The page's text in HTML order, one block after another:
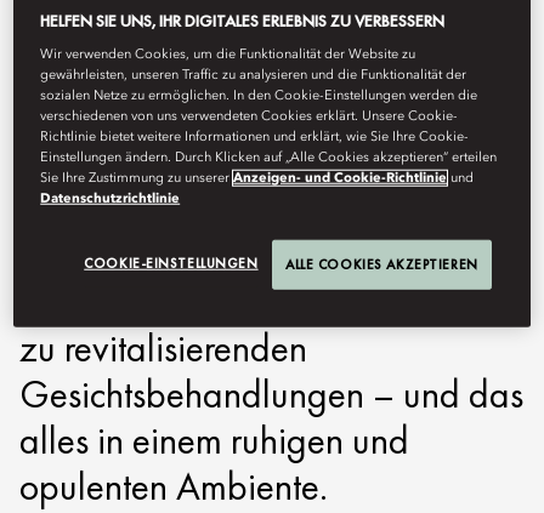
Unser preisgekröntes Spa bietet
eine Reise zur völligen
Entspannung und Verjüngung.
Unsere erfahrenen Therapeuten
verwöhnen Sie mit einer Reihe
wohltuender Behandlungen von
entspannenden Massagen bis hin
zu revitalisierenden
Gesichtsbehandlungen – und das
alles in einem ruhigen und
opulenten Ambiente.
HELFEN SIE UNS, IHR DIGITALES ERLEBNIS ZU VERBESSERN
Wir verwenden Cookies, um die Funktionalität der Website zu
gewährleisten, unseren Traffic zu analysieren und die Funktionalität der
sozialen Netze zu ermöglichen. In den Cookie-Einstellungen werden die
verschiedenen von uns verwendeten Cookies erklärt. Unsere Cookie-
Richtlinie bietet weitere Informationen und erklärt, wie Sie Ihre Cookie-
Einstellungen ändern. Durch Klicken auf „Alle Cookies akzeptieren“ erteilen
Sie Ihre Zustimmung zu unsererAnzeigen- und Cookie-Richtlinie und
Datenschutzrichtlinie
COOKIE-EINSTELLUNGEN ALLE COOKIES AKZEPTIEREN